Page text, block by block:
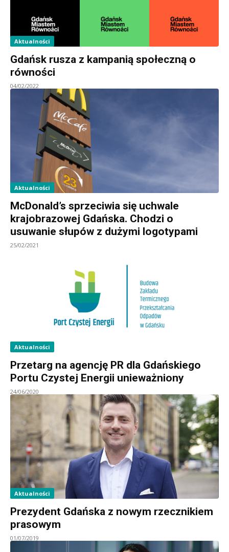
Aktualności
Gdańsk rusza z kampanią społeczną o
równości
04/02/2022
Aktualności
McDonald’s sprzeciwia się uchwale
krajobrazowej Gdańska. Chodzi o
usuwanie słupów z dużymi logotypami
25/02/2021
Aktualności
Przetarg na agencję PR dla Gdańskiego
Portu Czystej Energii unieważniony
24/06/2020
Aktualności
Prezydent Gdańska z nowym rzecznikiem
prasowym
01/07/2019